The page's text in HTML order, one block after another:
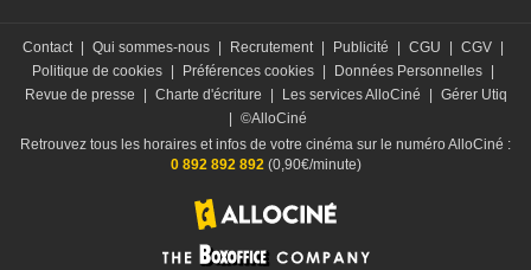
Contact Qui sommes-nous Recrutement Publicité CGU CGV
Politique de cookies
Préférences cookies Données Personnelles
Revue de presse
Charte d'écriture Les services AlloCiné
Gérer Utiq
©AlloCiné
Retrouvez tous les horaires et infos de votre cinéma sur le numéro AlloCiné :
0 892 892 892(0,90€/minute)